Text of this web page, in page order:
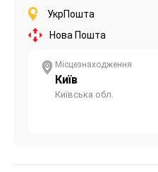
УкрПошта
Нова Пошта
Місцезнаходження
Київ
Київська обл.